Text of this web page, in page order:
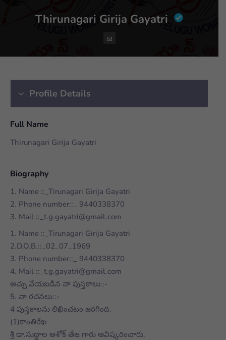
Thirunagari Girija Gayatri
Profile Details
Full Name
Thirunagari Girija Gayatri
Biography
1. Name ::_Tirunagari Girija Gayatri
2. Phone number::_ 9440338370
3. Mail ::_t.g.gayatri@gmail.com
1. Name ::_Tirunagari Girija Gayatri
2.D.O.B.::_02_07_1969
3. Phone number::_ 9440338370
4. Mail ::_t.g.gayatri@gmail.com
అచ్చు వేయబడిన నా పుస్తకాలు::-
5. నా రచనలు::-
4 పుస్తకాలను లిఖించటం జరిగింది.
(1)కాంతిరేఖ
శ్రీ డా.సుద్ధాల అశోక్ తేజ గారు ఆవిష్కరించారు.